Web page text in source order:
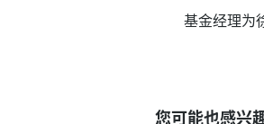
基金经理为
您可能也感兴